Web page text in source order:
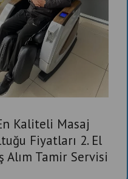
Kaliteli Masaj
Fiyatları 2. El
Alım Tamir Servisi